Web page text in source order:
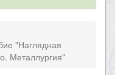
"Наглядная
Металлургия"